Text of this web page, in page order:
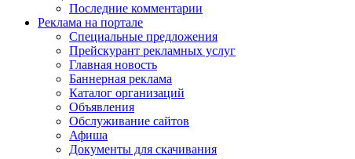
Последние комментарии
Реклама на портале
Специальные предложения
Прейскурант рекламных услуг
Главная новость
Баннерная реклама
Каталог организаций
Объявления
Обслуживание сайтов
Афиша
Документы для скачивания